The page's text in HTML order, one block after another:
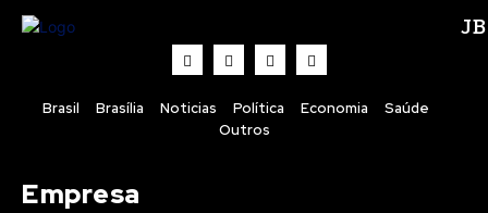
Brasil Brasília Noticias Política Economia
Saúde
Outros
Empresa